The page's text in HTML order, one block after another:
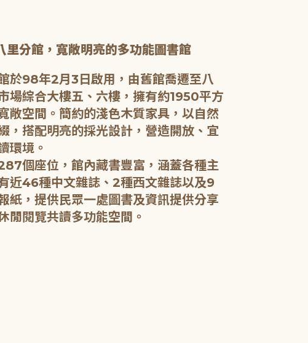
里分館，寬敞明亮的多功能圖書館
於98年2月3日啟用，由舊館喬遷至八
場綜合大樓五、六樓，擁有約1950平方
敞空間。簡約的淺色木質家具，以自然
，搭配明亮的採光設計，營造開放、宜
環境。
個座位，館內藏書豐富，涵蓋各種主
近46種中文雜誌、2種西文雜誌以及9
紙，提供民眾一處圖書及資訊提供分享